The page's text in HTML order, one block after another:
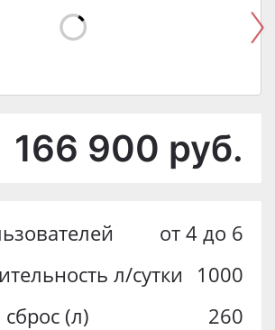
166 900 руб.
от 4 до 6
л/сутки
1000
(л)
260